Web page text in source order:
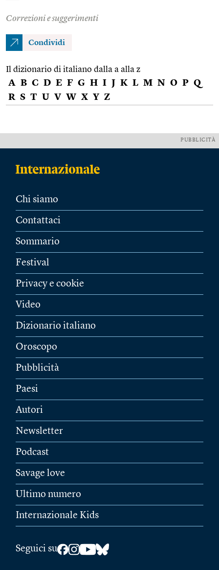
Correzioni e suggerimenti
Condividi
Il dizionario di italiano dalla a alla z
A B C D E F G H I J K L M N O P Q
R S T U V W X Y Z
PUBBLICITÀ
Chi siamo
Contattaci
Sommario
Festival
Privacy e cookie
Video
Dizionario italiano
Oroscopo
Pubblicità
Paesi
Autori
Newsletter
Podcast
Savage love
Ultimo numero
Internazionale Kids
Seguici su